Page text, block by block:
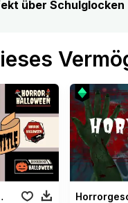
über Schulglocken
Titel